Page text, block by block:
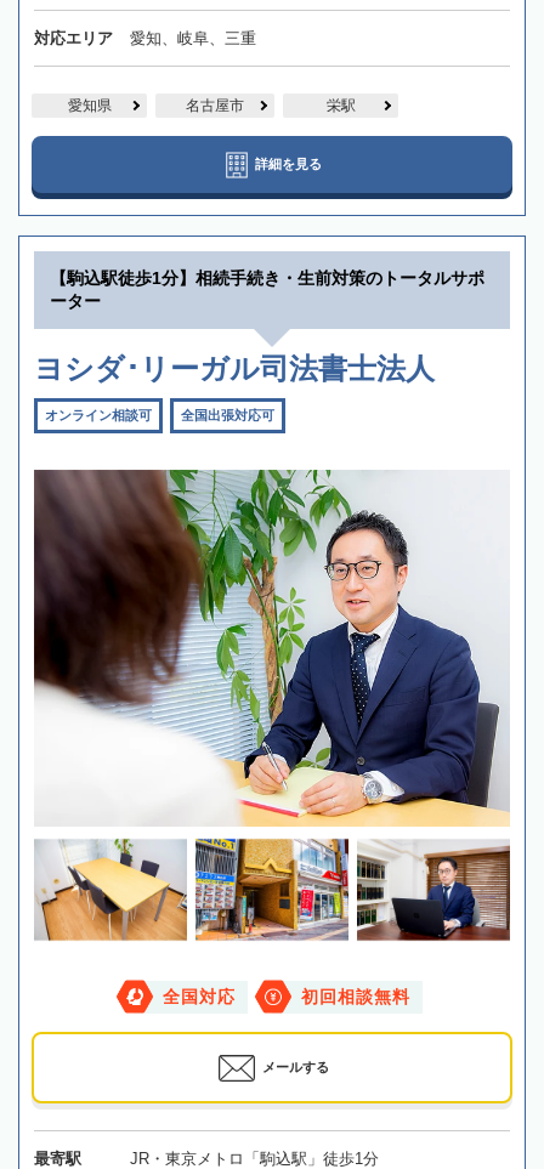
対応エリア 愛知、岐阜、三重
愛知県 名古屋市 栄駅
詳細を見る
【駒込駅徒歩1分】相続手続き・生前対策のトータルサポ
ーター
ヨシダ･リーガル司法書士法人
オンライン相談可 全国出張対応可
全国対応 初回相談無料
メールする
最寄駅 JR・東京メトロ「駒込駅」徒歩1分